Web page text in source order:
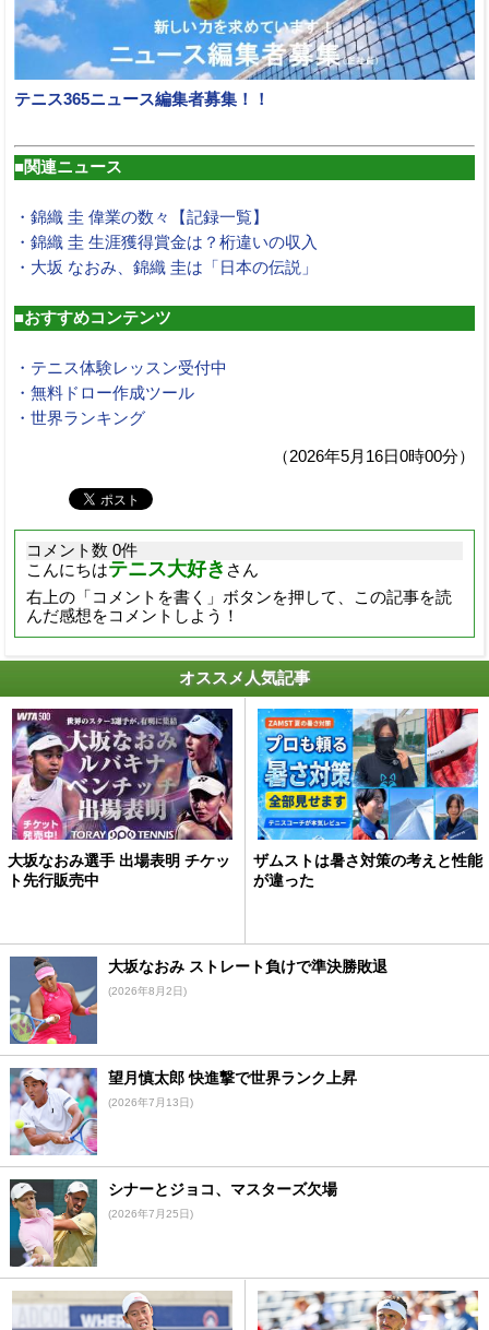
テニス365ニュース編集者募集！！
■関連ニュース
・錦織 圭 偉業の数々【記録一覧】
・錦織 圭 生涯獲得賞金は？桁違いの収入
・大坂 なおみ、錦織 圭は「日本の伝説」
■おすすめコンテンツ
・テニス体験レッスン受付中
・無料ドロー作成ツール
・世界ランキング
（2026年5月16日0時00分）
コメント数 0件
こんにちはテニス大好き さん
右上の「コメントを書く」ボタンを押して、この記事を読
んだ感想をコメントしよう！
オススメ人気記事
大坂なおみ選手 出場表明 チケッ
ト先行販売中
ザムストは暑さ対策の考えと性能
が違った
大坂なおみ ストレート負けで準決勝敗退
(2026年8月2日)
望月慎太郎 快進撃で世界ランク上昇
(2026年7月13日)
シナーとジョコ、マスターズ欠場
(2026年7月25日)